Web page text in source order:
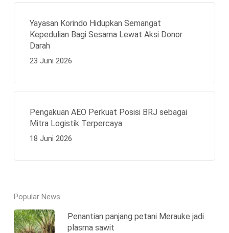
Yayasan Korindo Hidupkan Semangat
Kepedulian Bagi Sesama Lewat Aksi Donor
Darah
23 Juni 2026
Pengakuan AEO Perkuat Posisi BRJ sebagai
Mitra Logistik Terpercaya
18 Juni 2026
Popular News
Penantian panjang petani Merauke jadi
plasma sawit